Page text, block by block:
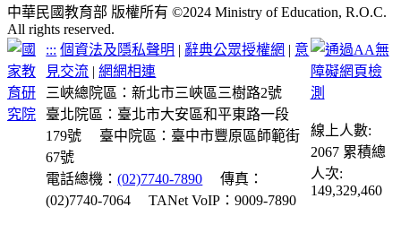
中華民國教育部 版權所有 ©2024 Ministry of Education, R.O.C.
All rights reserved.
::: 個資法及隱私聲明 | 辭典公眾授權網 | 意
見交流 |網網相連
三峽總院區：新北市三峽區三樹路2號
臺北院區：臺北市大安區和平東路一段
179號
臺中院區：臺中市豐原區師範街
67號
電話總機：(02)7740-7890
傳真：
(02)7740-7064
TANet VoIP：9009-7890
線上人數:
2067 累積總
人次:
149,329,460